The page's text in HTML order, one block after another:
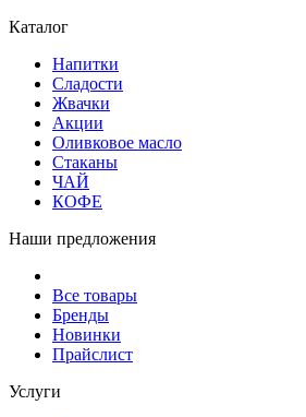
Каталог
Напитки
Сладости
Жвачки
Акции
Оливковое масло
Стаканы
ЧАЙ
КОФЕ
Наши предложения
Все товары
Бренды
Новинки
Прайслист
Услуги